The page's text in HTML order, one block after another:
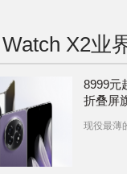
X2业
8999元
折叠屏
现役最薄